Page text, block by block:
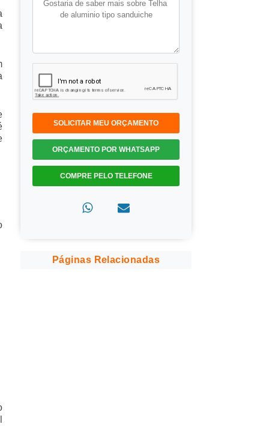
SOLICITAR MEU ORÇAMENTO
ORÇAMENTO POR WHATSAPP
COMPRE PELO TELEFONE
Páginas Relacionadas